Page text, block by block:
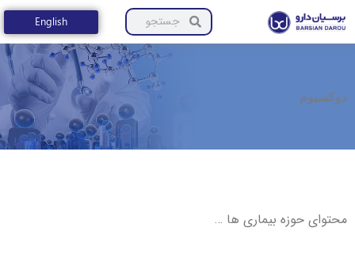
English
دوکسیوم
محتوای حوزه بیماری ها …